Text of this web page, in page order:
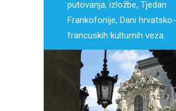
putovanja, izložbe, Tjedan
Frankofonije, Dani hrvatsko-
francuskih kulturnih veza.